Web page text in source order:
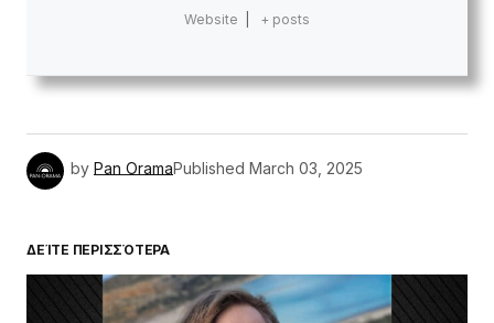
Website + posts
by Pan OramaPublished March 03, 2025
ΔΕΊΤΕ ΠΕΡΙΣΣΌΤΕΡΑ